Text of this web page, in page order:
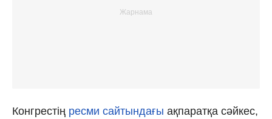
Конгрестің ресми сайтындағы ақпаратқа сәйкес,